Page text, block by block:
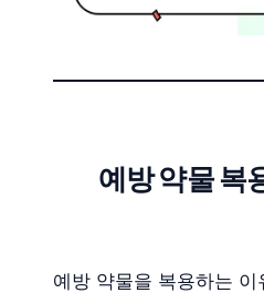
예방 약물 복
예방 약물을 복용하는